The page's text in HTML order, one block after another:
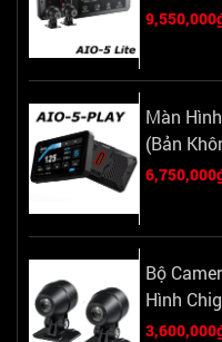
Màn
(Bản
Bộ
Hình